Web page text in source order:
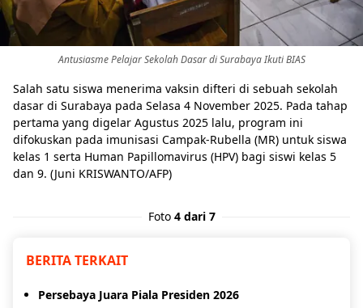
Antusiasme Pelajar Sekolah Dasar di Surabaya Ikuti BIAS
Salah satu siswa menerima vaksin difteri di sebuah sekolah
dasar di Surabaya pada Selasa 4 November 2025. Pada tahap
pertama yang digelar Agustus 2025 lalu, program ini
difokuskan pada imunisasi Campak-Rubella (MR) untuk siswa
kelas 1 serta Human Papillomavirus (HPV) bagi siswi kelas 5
dan 9. (Juni KRISWANTO/AFP)
Foto 4 dari 7
BERITA TERKAIT
Persebaya Juara Piala Presiden 2026